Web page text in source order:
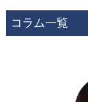
コラム一覧